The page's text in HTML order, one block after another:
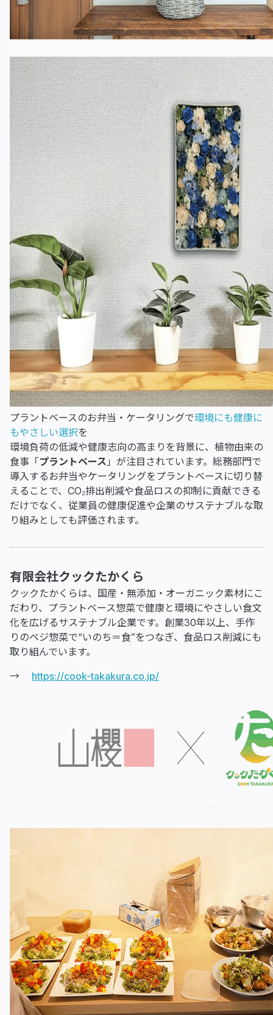
プラントベースのお弁当・ケータリングで環境にも健康に
もやさしい選択を
環境負荷の低減や健康志向の高まりを背景に、植物由来の
食事「プラントベース 」が注目されています。総務部門で
導入するお弁当やケータリングをプラントベースに切り替
えることで、CO₂排出削減や食品ロスの抑制に貢献できる
だけでなく、従業員の健康促進や企業のサステナブルな取
り組みとしても評価されます。
有限会社クックたかくら
クックたかくらは、国産・無添加・オーガニック素材にこ
だわり、プラントベース惣菜で健康と環境にやさしい食文
化を広げるサステナブル企業です。創業30年以上、手作
りのベジ惣菜で“いのち＝食”をつなぎ、食品ロス削減にも
取り組んでいます。
→ https://cook-takakura.co.jp/